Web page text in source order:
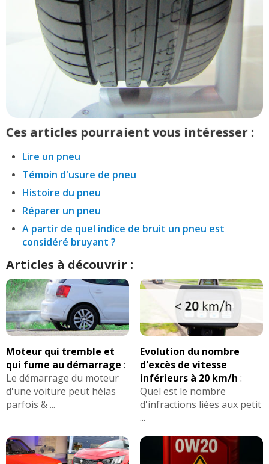
Ces articles pourraient vous intéresser :
Lire un pneu
Témoin d'usure de pneu
Histoire du pneu
Réparer un pneu
A partir de quel indice de bruit un pneu est
considéré bruyant ?
Articles à découvrir :
Moteur qui tremble et
qui fume au démarrage :
Le démarrage du moteur
d'une voiture peut hélas
parfois & ...
Evolution du nombre
d'excès de vitesse
inférieurs à 20 km/h :
Quel est le nombre
d'infractions liées aux petit
...